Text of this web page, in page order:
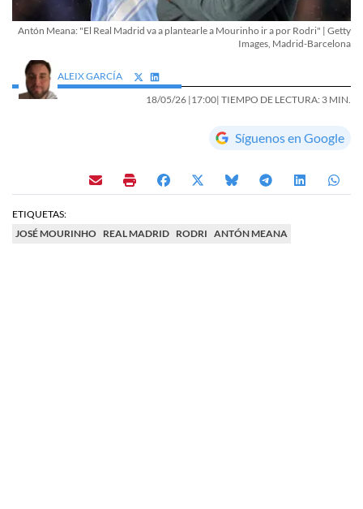
Antón Meana: "El Real Madrid va a plantearle a Mourinho ir a por Rodri" | Getty
Images, Madrid-Barcelona
ALEIX GARCÍA
18/05/26 |17:00| TIEMPO DE LECTURA: 3 MIN.
Síguenos en Google
ETIQUETAS:
JOSÉ MOURINHO REAL MADRID RODRI ANTÓN MEANA